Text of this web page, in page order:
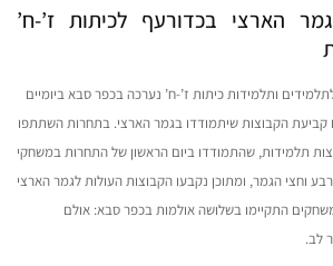
הארצי בכדורעף לכיתות ז’-ח’
ותלמידות כיתות ז’-ח’ נערכה בכפר סבא ביומיים
קביעת הקבוצות שיתמודדו בגמר הארצי. בתחרות השתתפו
תלמידים ו12 קבוצות תלמידות, שהתמודדו ביום הראשון של התחרות במשחקי
וחצי הגמר, ומתוכן נקבעו הקבוצות העולות לגמר הארצי
בתאריך 19.5.25.המשחקים התקיימו בשלושה אולמות בכפר סבא: אולם
לב.